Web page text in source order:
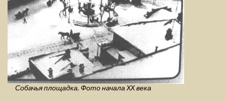
Собачья площадка. Фото начала XX века